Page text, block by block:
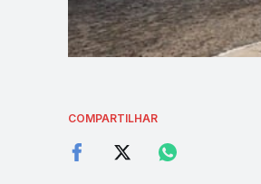
COMPARTILHAR